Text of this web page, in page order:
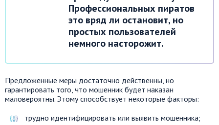
Профессиональных пиратов
это вряд ли остановит, но
простых пользователей
немного насторожит.
Предложенные меры достаточно действенны, но
гарантировать того, что мошенник будет наказан
маловероятны. Этому способствует некоторые факторы:
трудно идентифицировать или выявить мошенника;